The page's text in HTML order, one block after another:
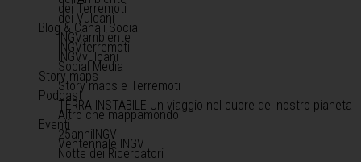
dei Terremoti
dei Vulcani
Blog & Canali Social
INGVambiente
INGVterremoti
INGVvulcani
Social Media
Story maps
Story maps e Terremoti
Podcast
TERRA INSTABILE Un viaggio nel cuore del nostro pianeta
Altro che mappamondo
Eventi
25anniINGV
Ventennale INGV
Notte dei Ricercatori